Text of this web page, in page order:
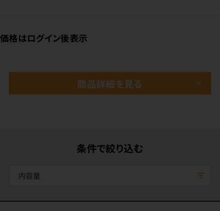
価格はログイン後表示
商品詳細を見る
条件で絞り込む
内容量